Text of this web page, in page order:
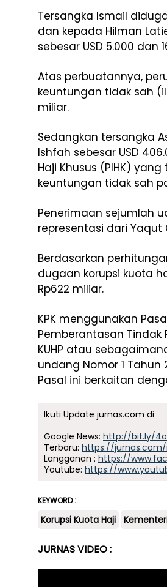
Tersangka Ismail
dan kepada Hilman
sebesar USD 5.000 dan
Atas perbuatannya,
keuntungan tidak sah
miliar.
Sedangkan tersangka
Ishfah sebesar USD
Haji Khusus (PIHK)
keuntungan tidak sah
Penerimaan sejumlah
representasi dari
Berdasarkan
dugaan korupsi kuota
Rp622 miliar.
KPK menggunakan
Pemberantasan Tindak
KUHP atau
undang Nomor 1 Tahun
Pasal ini berkaitan
Ikuti Update jurnas.com di
Google News: http://bit.ly/
Terbaru: https://jurnas.com/
Langganan : https://
Youtube: https://
KEYWORD :
Korupsi Kuota Haji
JURNAS VIDEO :